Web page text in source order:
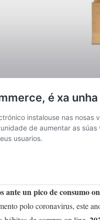
ante un pico de consumo
polo coronavirus, este